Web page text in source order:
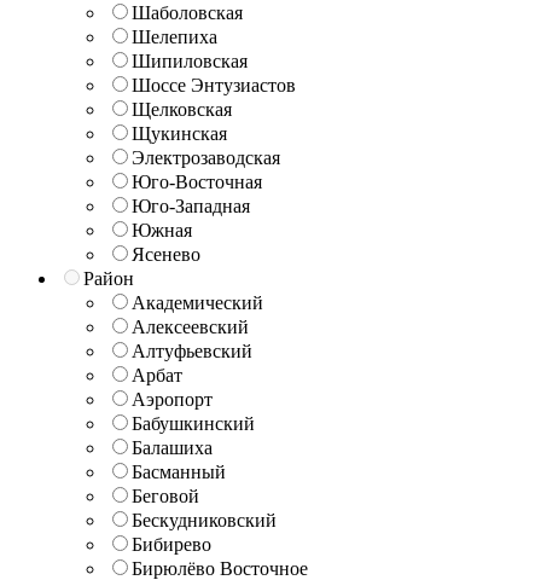
Шаболовская
Шелепиха
Шипиловская
Шоссе Энтузиастов
Щелковская
Щукинская
Электрозаводская
Юго-Восточная
Юго-Западная
Южная
Ясенево
Район
Академический
Алексеевский
Алтуфьевский
Арбат
Аэропорт
Бабушкинский
Балашиха
Басманный
Беговой
Бескудниковский
Бибирево
Бирюлёво Восточное